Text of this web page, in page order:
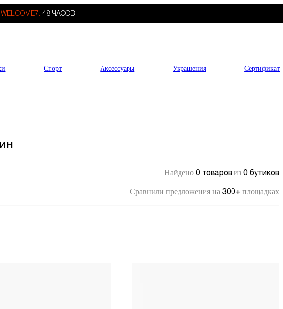
WELCOME7. 48 ЧАСОВ
Спорт Аксессуары Украшения Сертификат
Найдено 0 товаров из 0 бутиков
Сравнили предложения на 300+ площадках